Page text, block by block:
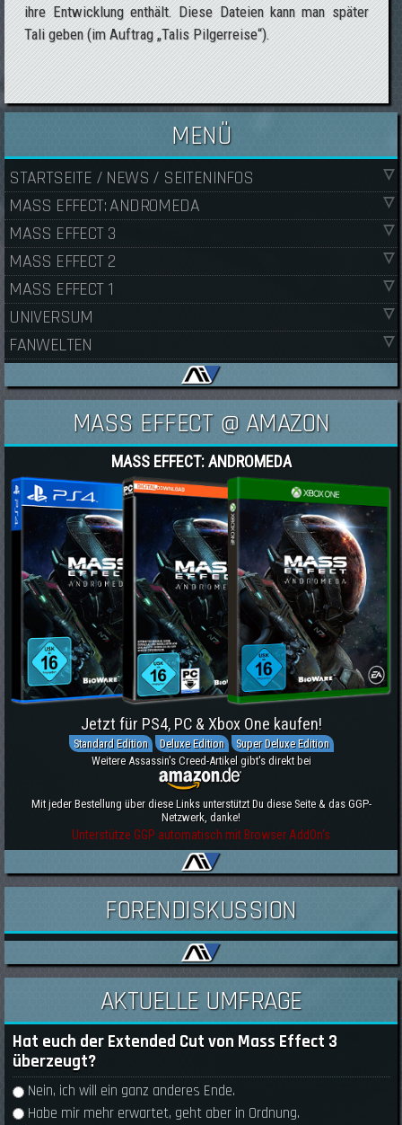
ihre Entwicklung enthält. Diese Dateien kann man später
Tali geben (im Auftrag „Talis Pilgerreise“).
MENÜ
STARTSEITE / NEWS / SEITENINFOS
MASS EFFECT: ANDROMEDA
MASS EFFECT 3
MASS EFFECT 2
MASS EFFECT 1
UNIVERSUM
FANWELTEN
MASS EFFECT @ AMAZON
MASS EFFECT: ANDROMEDA
Jetzt für PS4, PC & Xbox One kaufen!
Standard Edition Deluxe Edition
Super Deluxe Edition
Weitere Assassin's Creed-Artikel gibt's direkt bei
Mit jeder Bestellung über diese Links unterstützt Du diese Seite & das GGP-
Netzwerk, danke!
Unterstütze GGP automatisch mit Browser AddOn's
FORENDISKUSSION
AKTUELLE UMFRAGE
Hat euch der Extended Cut von Mass Effect 3
überzeugt?
Auswahlmöglichkeiten
Nein, ich will ein ganz anderes Ende.
Habe mir mehr erwartet, geht aber in Ordnung.